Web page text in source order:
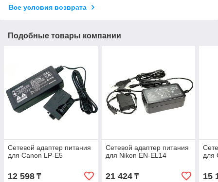
Все условия возврата
Подобные товары компании
Сетевой адаптер питания
для Canon LP-E5
12 598 ₸
Сетевой адаптер питания
для Nikon EN-EL14
21 424₸
для
15